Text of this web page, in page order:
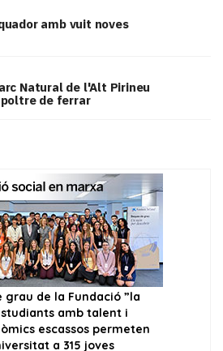
amb vuit noves
Natural de l'Alt Pirineu
de ferrar